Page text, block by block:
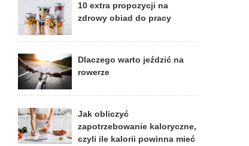
10 extra propozycji na
zdrowy obiad do pracy
Dlaczego warto jeździć na
rowerze
Jak obliczyć
zapotrzebowanie kaloryczne,
czyli ile kalorii powinna mieć